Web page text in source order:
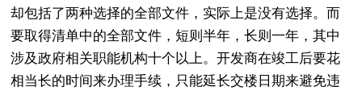
却包括了两种选择的全部文件，实际上是没有选择。而
要取得清单中的全部文件，短则半年，长则一年，其中
涉及政府相关职能机构十个以上。开发商在竣工后要花
相当长的时间来办理手续，只能延长交楼日期来避免违